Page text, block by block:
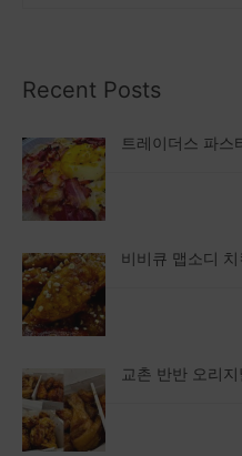
Recent Posts
트레이더스 파스
비비큐 맵소디
교촌 반반 오리